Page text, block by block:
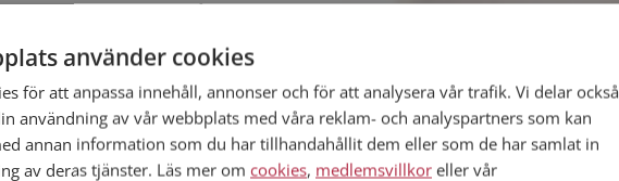
Det kanske jonaseds också gör, bli medlem
län
använder cookies
för att anpassa innehåll, annonser och för att analysera vår trafik. Vi delar också
användning av vår webbplats med våra reklam- och analyspartners som kan
annan information som du har tillhandahållit dem eller som de har samlat in
av deras tjänster. Läs mer om cookies, medlemsvillkor eller vår